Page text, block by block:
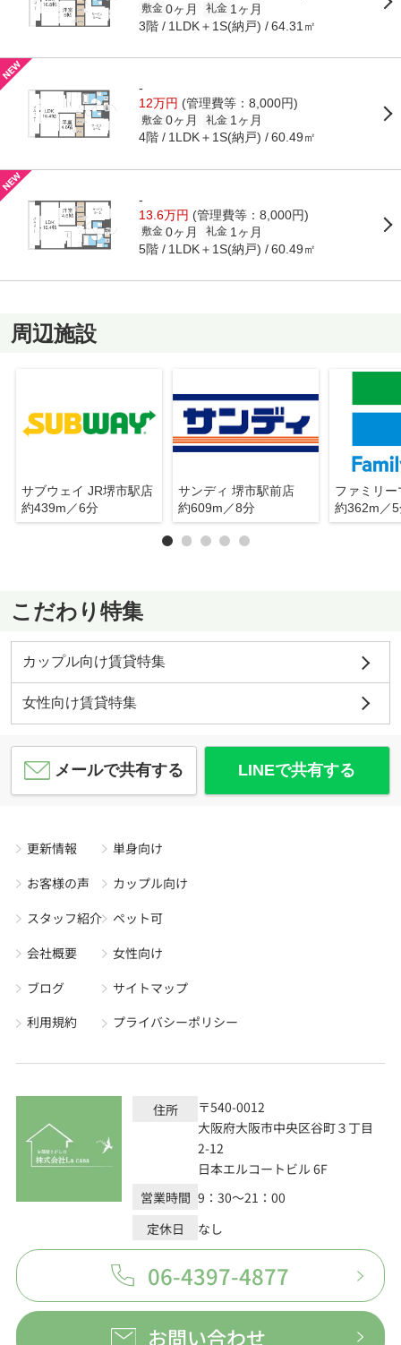
敷金 0ヶ月 礼金 1ヶ月
3階 1LDK＋1S(納戸) 64.31㎡
-
12万円 (管理費等：8,000円)
敷金 0ヶ月 礼金 1ヶ月
4階 1LDK＋1S(納戸) 60.49㎡
-
13.6万円 (管理費等：8,000円)
敷金 0ヶ月 礼金 1ヶ月
5階 1LDK＋1S(納戸) 60.49㎡
周辺施設
サブウェイ JR堺市駅店
約439m／6分
サンディ 堺市駅前店
約609m／8分
約362m／
こだわり特集
カップル向け賃貸特集
女性向け賃貸特集
メールで共有する LINEで共有する
更新情報
お客様の声
スタッフ紹介
会社概要
ブログ
利用規約
単身向け
カップル向け
ペット可
女性向け
サイトマップ
プライバシーポリシー
住所
〒540-0012
大阪府大阪市中央区谷町３丁目
2-12
日本エルコートビル 6F
営業時間 9：30～21：00
定休日
なし
06-4397-4877
お問い合わせ